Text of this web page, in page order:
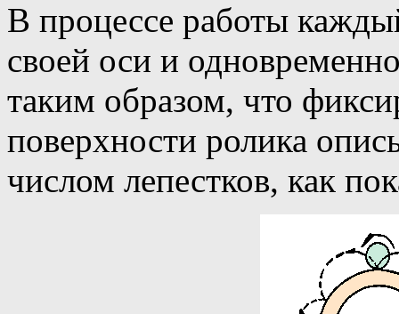
В процессе работы
своей оси и
таким образом, что
поверхности ролика
числом лепестков, как